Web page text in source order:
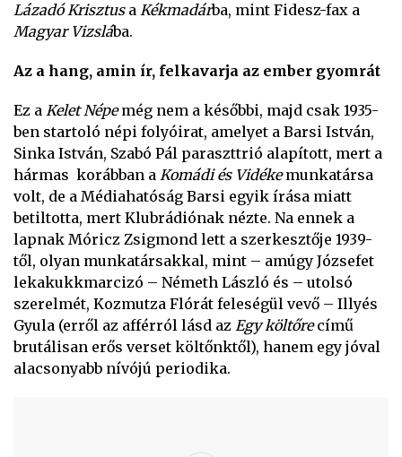
Lázadó Krisztusa Kékmadárba, mint Fidesz-fax a
Magyar Vizslába.
Az a hang, amin ír, felkavarja az ember gyomrát
Ez a Kelet Népemég nem a későbbi, majd csak 1935-
ben startoló népi folyóirat, amelyet a Barsi István,
Sinka István, Szabó Pál paraszttrió alapított, mert a
hármas korábban a Komádi és Vidékemunkatársa
volt, de a Médiahatóság Barsi egyik írása miatt
betiltotta, mert Klubrádiónak nézte. Na ennek a
lapnak Móricz Zsigmond lett a szerkesztője 1939-
től, olyan munkatársakkal, mint – amúgy Józsefet
lekakukkmarcizó – Németh László és – utolsó
szerelmét, Kozmutza Flórát feleségül vevő – Illyés
Gyula (erről az afférról lásd az Egy költőrecímű
brutálisan erős verset költőnktől), hanem egy jóval
alacsonyabb nívójú periodika.